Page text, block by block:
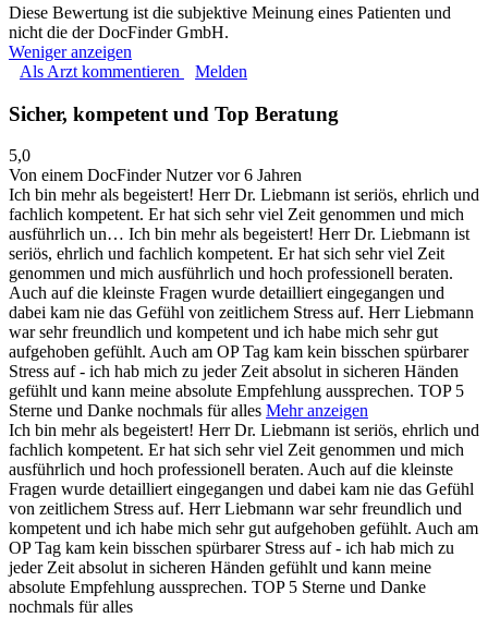
Diese Bewertung ist die subjektive Meinung eines Patienten und
nicht die der DocFinder GmbH.
Weniger anzeigen
Als Arzt kommentieren
Melden
Sicher, kompetent und Top Beratung
5,0
Von einem DocFinder Nutzervor 6 Jahren
Ich bin mehr als begeistert! Herr Dr. Liebmann ist seriös, ehrlich und
fachlich kompetent. Er hat sich sehr viel Zeit genommen und mich
ausführlich un… Ich bin mehr als begeistert! Herr Dr. Liebmann ist
seriös, ehrlich und fachlich kompetent. Er hat sich sehr viel Zeit
genommen und mich ausführlich und hoch professionell beraten.
Auch auf die kleinste Fragen wurde detailliert eingegangen und
dabei kam nie das Gefühl von zeitlichem Stress auf. Herr Liebmann
war sehr freundlich und kompetent und ich habe mich sehr gut
aufgehoben gefühlt. Auch am OP Tag kam kein bisschen spürbarer
Stress auf - ich hab mich zu jeder Zeit absolut in sicheren Händen
gefühlt und kann meine absolute Empfehlung aussprechen. TOP 5
Sterne und Danke nochmals für alles Mehr anzeigen
Ich bin mehr als begeistert! Herr Dr. Liebmann ist seriös, ehrlich und
fachlich kompetent. Er hat sich sehr viel Zeit genommen und mich
ausführlich und hoch professionell beraten. Auch auf die kleinste
Fragen wurde detailliert eingegangen und dabei kam nie das Gefühl
von zeitlichem Stress auf. Herr Liebmann war sehr freundlich und
kompetent und ich habe mich sehr gut aufgehoben gefühlt. Auch am
OP Tag kam kein bisschen spürbarer Stress auf - ich hab mich zu
jeder Zeit absolut in sicheren Händen gefühlt und kann meine
absolute Empfehlung aussprechen. TOP 5 Sterne und Danke
nochmals für alles